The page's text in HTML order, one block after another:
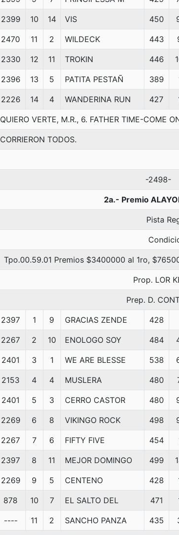
2399 10 14 VIS 450
2470 11 2 WILDECK 443
2330 12 11 TROKIN 446
2396 13 5 PATITA PESTAÑ 389
2226 14 4 WANDERINA RUN 427
QUIERO VERTE, M.R., 6. FATHER TIME-COME
CORRIERON TODOS.
-2498-
2a.- Premio
Pista
Tpo.00.59.01 Premios $3400000 al 1ro,
Prop. LOR
Prep. D.
2397 1 9 GRACIAS ZENDE 428
2267 2 10 ENOLOGO SOY 484
2401 3 1 WE ARE BLESSE 538
2153 4 4 MUSLERA 480
2401 5 3 CERRO CASTOR 480
2269 6 8 VIKINGO ROCK 498
2267 7 6 FIFTY FIVE 454
2397 8 11 MEJOR DOMINGO 499
2269 9 5 CENTENO 428
878 10 7 EL SALTO DEL 471
---- 11 2 SANCHO PANZA 435